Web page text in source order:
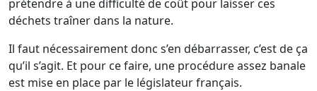
prétendre à une difficulté de coût pour laisser ces
déchets traîner dans la nature.
Il faut nécessairement donc s’en débarrasser, c’est de ça
qu’il s’agit. Et pour ce faire, une procédure assez banale
est mise en place par le législateur français.